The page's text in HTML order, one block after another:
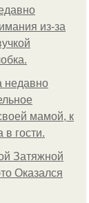
из-за
недавно
мамой, к
в гости.
Затяжной
Оказался